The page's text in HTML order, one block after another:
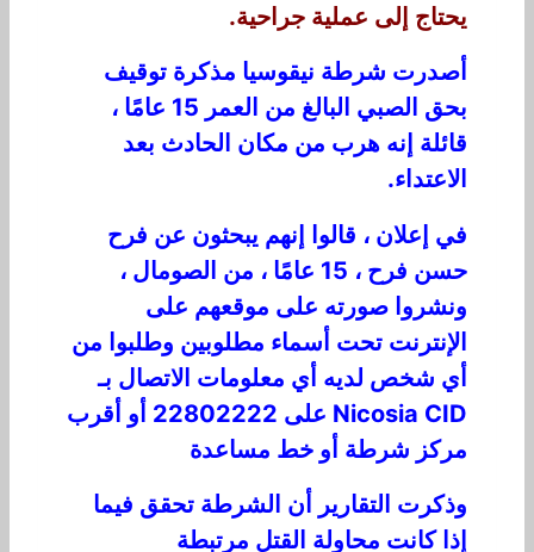
يحتاج إلى عملية جراحية.
أصدرت شرطة نيقوسيا مذكرة توقيف
بحق الصبي البالغ من العمر 15 عامًا ،
قائلة إنه هرب من مكان الحادث بعد
الاعتداء.
في إعلان ، قالوا إنهم يبحثون عن فرح
حسن فرح ، 15 عامًا ، من الصومال ،
ونشروا صورته على موقعهم على
الإنترنت تحت أسماء مطلوبين وطلبوا من
أي شخص لديه أي معلومات الاتصال بـ
Nicosia CID على 22802222 أو أقرب
مركز شرطة أو خط مساعدة
وذكرت التقارير أن الشرطة تحقق فيما
إذا كانت محاولة القتل مرتبطة